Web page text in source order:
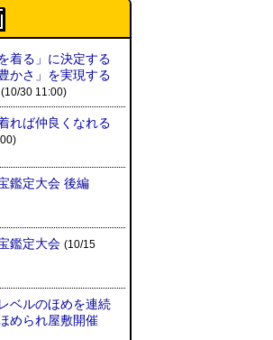
着る」に決定する
かさ」を実現する
(10/30 11:00)
れば仲良くなれる
鑑定大会 後編
鑑定大会 (10/15
ベルのほめを連続
められ屋敷開催